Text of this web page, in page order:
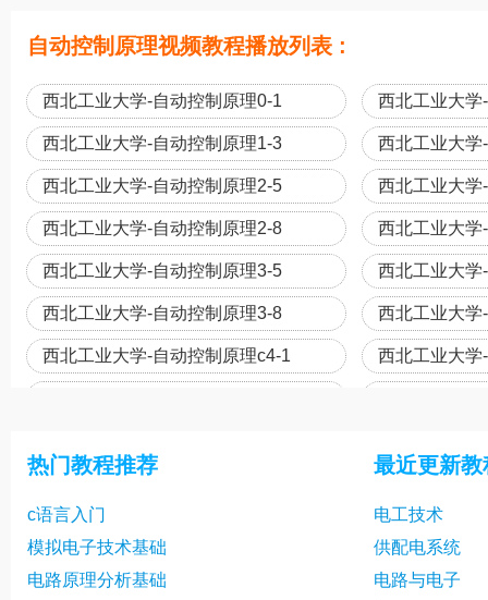
自动控制原理视频教程播放列表 :
西北工业大学-自动控制原理0-1 西北工业大学
西北工业大学-自动控制原理1-3 西北工业大学
西北工业大学-自动控制原理2-5 西北工业大学
西北工业大学-自动控制原理2-8 西北工业大学
西北工业大学-自动控制原理3-5 西北工业大学
西北工业大学-自动控制原理3-8 西北工业大学
西北工业大学-自动控制原理c4-1 西北工业大学
西北工业大学-自动控制原理5-2
西北工业大学-自动控制原理5-5 西北工业大
西北工业大学-自动控制原理5-8 西北工业大
热门教程推荐
c语言入门
模拟电子技术基础
电路原理分析基础
最近更新教
电工技术
供配电系统
电路与电子